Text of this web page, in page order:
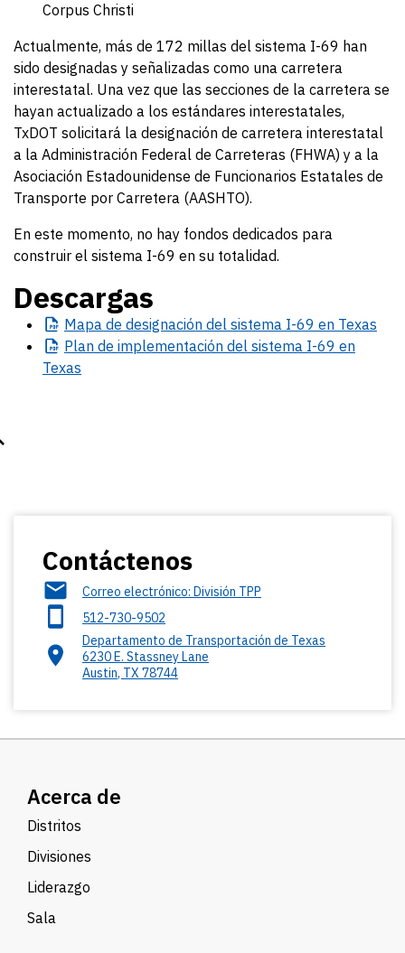
Corpus Christi
Actualmente, más de 172 millas del sistema I-69 han
sido designadas y señalizadas como una carretera
interestatal. Una vez que las secciones de la carretera se
hayan actualizado a los estándares interestatales,
TxDOT solicitará la designación de carretera interestatal
a la Administración Federal de Carreteras (FHWA) y a la
Asociación Estadounidense de Funcionarios Estatales de
Transporte por Carretera (AASHTO).
En este momento, no hay fondos dedicados para
construir el sistema I-69 en su totalidad.
Descargas
Mapa de designación del sistema I-69 en Texas
Plan de implementación del sistema I-69 en
Texas
Contáctenos
Correo electrónico: División TPP
512-730-9502
Departamento de Transportación de Texas
6230 E. Stassney Lane
Austin, TX 78744
Acerca de
Distritos
Divisiones
Liderazgo
Sala